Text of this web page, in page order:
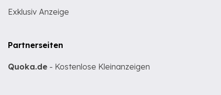
Exklusiv Anzeige
Partnerseiten
Quoka.de - Kostenlose Kleinanzeigen